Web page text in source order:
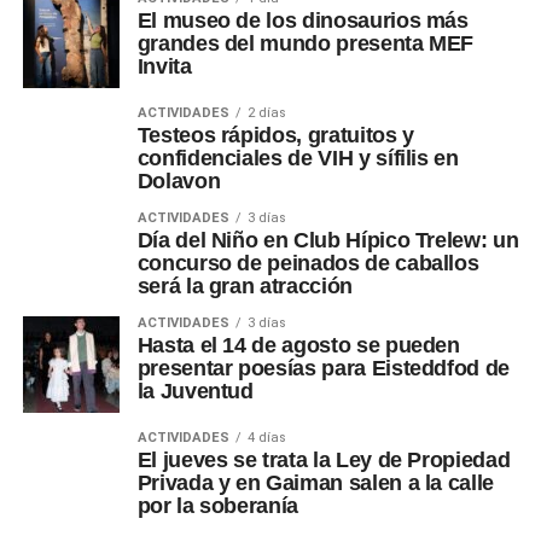
El museo de los dinosaurios más
grandes del mundo presenta MEF
Invita
ACTIVIDADES 2 días
Testeos rápidos, gratuitos y
confidenciales de VIH y sífilis en
Dolavon
ACTIVIDADES 3 días
Día del Niño en Club Hípico Trelew: un
concurso de peinados de caballos
será la gran atracción
ACTIVIDADES 3 días
Hasta el 14 de agosto se pueden
presentar poesías para Eisteddfod de
la Juventud
ACTIVIDADES 4 días
El jueves se trata la Ley de Propiedad
Privada y en Gaiman salen a la calle
por la soberanía